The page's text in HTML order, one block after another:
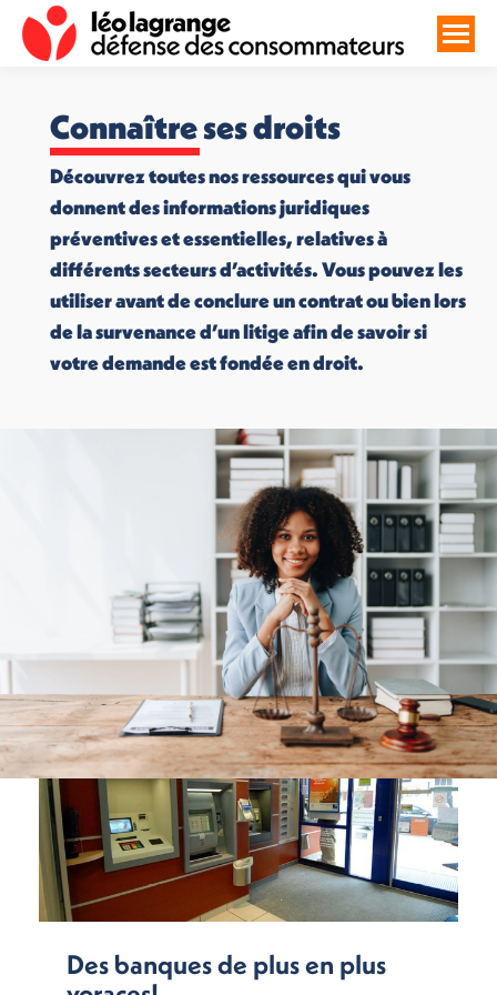
Connaître ses droits
Découvrez toutes nos ressources qui vous
donnent des informations juridiques
préventives et essentielles, relatives à
différents secteurs d’activités. Vous pouvez les
utiliser avant de conclure un contrat ou bien lors
de la survenance d’un litige afin de savoir si
votre demande est fondée en droit.
Des banques de plus en plus